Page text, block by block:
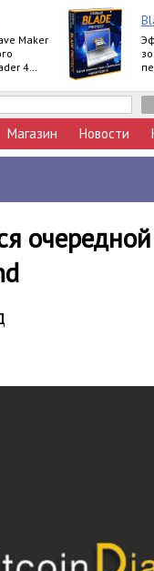
Maker
4
Магазин Новости